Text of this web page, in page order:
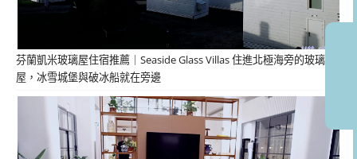
芬蘭凱米玻璃屋住宿推薦｜Seaside Glass Villas 住進北極海旁的玻璃
屋，冰雪城堡與破冰船就在旁邊